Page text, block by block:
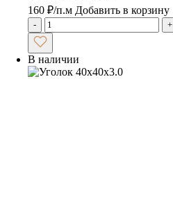
160 ₽/п.м Добавить в корзину
- +
В наличии